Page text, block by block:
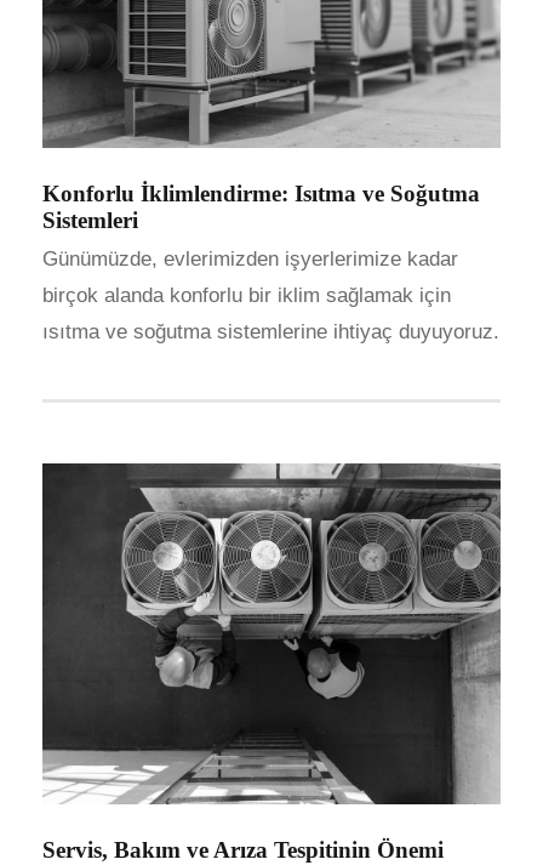
Konforlu İklimlendirme: Isıtma ve Soğutma
Sistemleri
Günümüzde, evlerimizden işyerlerimize kadar
birçok alanda konforlu bir iklim sağlamak için
ısıtma ve soğutma sistemlerine ihtiyaç duyuyoruz.
Servis, Bakım ve Arıza Tespitinin Önemi